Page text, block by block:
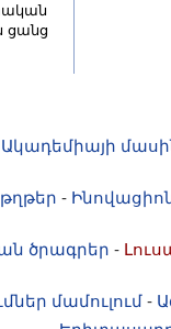
ցանց
Ակադեմիայի
-
ծրագրեր -
մամուլում-